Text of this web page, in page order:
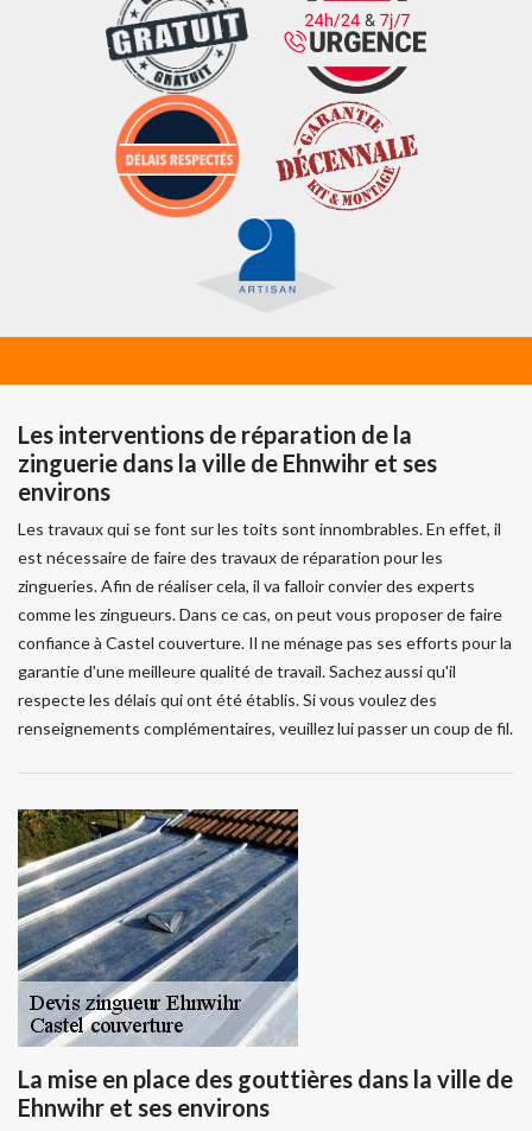
Les interventions de réparation de la
zinguerie dans la ville de Ehnwihr et ses
environs
Les travaux qui se font sur les toits sont innombrables. En effet, il
est nécessaire de faire des travaux de réparation pour les
zingueries. Afin de réaliser cela, il va falloir convier des experts
comme les zingueurs. Dans ce cas, on peut vous proposer de faire
confiance à Castel couverture. Il ne ménage pas ses efforts pour la
garantie d'une meilleure qualité de travail. Sachez aussi qu'il
respecte les délais qui ont été établis. Si vous voulez des
renseignements complémentaires, veuillez lui passer un coup de fil.
La mise en place des gouttières dans la ville de
Ehnwihr et ses environs